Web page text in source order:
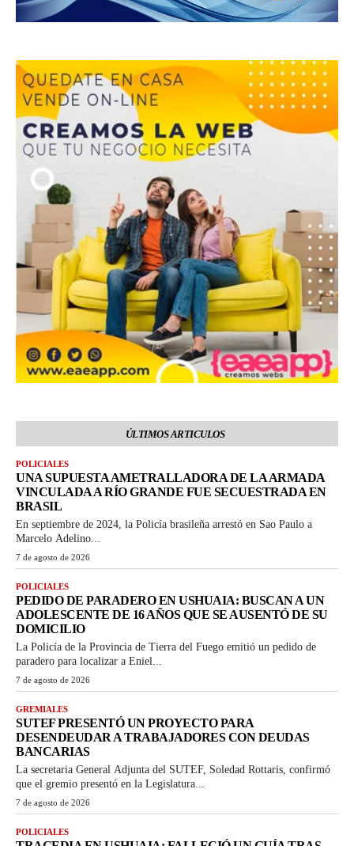
ÚLTIMOS ARTICULOS
POLICIALES
UNA SUPUESTA AMETRALLADORA DE LA ARMADA
VINCULADA A RÍO GRANDE FUE SECUESTRADA EN
BRASIL
En septiembre de 2024, la Policía brasileña arrestó en Sao Paulo a
Marcelo Adelino...
7 de agosto de 2026
POLICIALES
PEDIDO DE PARADERO EN USHUAIA: BUSCAN A UN
ADOLESCENTE DE 16 AÑOS QUE SE AUSENTÓ DE SU
DOMICILIO
La Policía de la Provincia de Tierra del Fuego emitió un pedido de
paradero para localizar a Eniel...
7 de agosto de 2026
GREMIALES
SUTEF PRESENTÓ UN PROYECTO PARA
DESENDEUDAR A TRABAJADORES CON DEUDAS
BANCARIAS
La secretaria General Adjunta del SUTEF, Soledad Rottaris, confirmó
que el gremio presentó en la Legislatura...
7 de agosto de 2026
POLICIALES